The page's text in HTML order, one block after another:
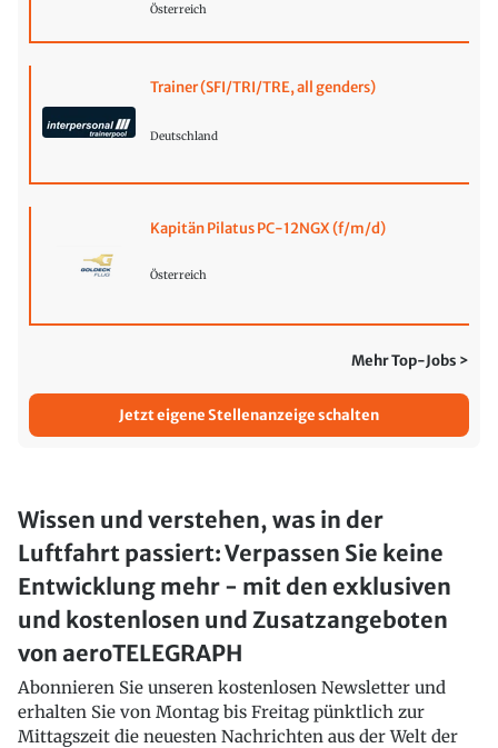
Österreich
Trainer (SFI/TRI/TRE, all genders)
Deutschland
Kapitän Pilatus PC-12NGX (f/m/d)
Österreich
Mehr Top-Jobs >
Jetzt eigene Stellenanzeige schalten
Wissen und verstehen, was in der
Luftfahrt passiert: Verpassen Sie keine
Entwicklung mehr - mit den exklusiven
und kostenlosen und Zusatzangeboten
von aeroTELEGRAPH
Abonnieren Sie unseren kostenlosen Newsletter und
erhalten Sie von Montag bis Freitag pünktlich zur
Mittagszeit die neuesten Nachrichten aus der Welt der